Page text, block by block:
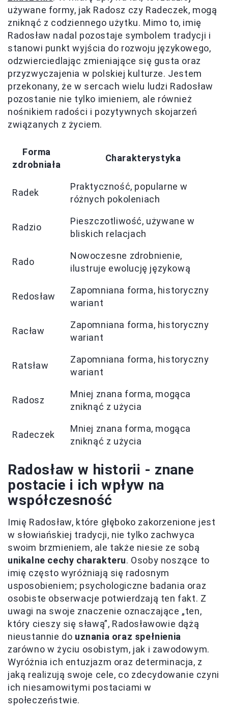
używane formy, jak Radosz czy Radeczek, mogą
zniknąć z codziennego użytku. Mimo to, imię
Radosław nadal pozostaje symbolem tradycji i
stanowi punkt wyjścia do rozwoju językowego,
odzwierciedlając zmieniające się gusta oraz
przyzwyczajenia w polskiej kulturze. Jestem
przekonany, że w sercach wielu ludzi Radosław
pozostanie nie tylko imieniem, ale również
nośnikiem radości i pozytywnych skojarzeń
związanych z życiem.
Forma
zdrobniała
Charakterystyka
Radek
Praktyczność, popularne w
różnych pokoleniach
Radzio
Pieszczotliwość, używane w
bliskich relacjach
Rado
Nowoczesne zdrobnienie,
ilustruje ewolucję językową
Redosław
Zapomniana forma, historyczny
wariant
Racław
Zapomniana forma, historyczny
wariant
Ratsław
Zapomniana forma, historyczny
wariant
Radosz
Mniej znana forma, mogąca
zniknąć z użycia
Radeczek
Mniej znana forma, mogąca
zniknąć z użycia
Radosław w historii - znane
postacie i ich wpływ na
współczesność
Imię Radosław, które głęboko zakorzenione jest
w słowiańskiej tradycji, nie tylko zachwyca
swoim brzmieniem, ale także niesie ze sobą
unikalne cechy charakteru. Osoby noszące to
imię często wyróżniają się radosnym
usposobieniem; psychologiczne badania oraz
osobiste obserwacje potwierdzają ten fakt. Z
uwagi na swoje znaczenie oznaczające „ten,
który cieszy się sławą”, Radosławowie dążą
nieustannie do uznania oraz spełnienia
zarówno w życiu osobistym, jak i zawodowym.
Wyróżnia ich entuzjazm oraz determinacja, z
jaką realizują swoje cele, co zdecydowanie czyni
ich niesamowitymi postaciami w
społeczeństwie.